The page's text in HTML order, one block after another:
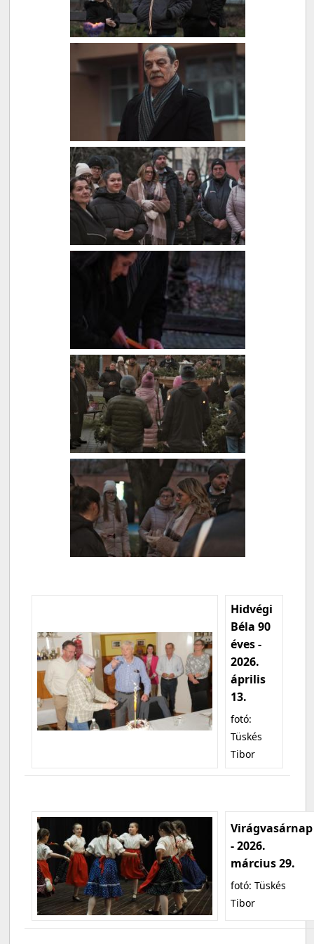
Hidvégi
Béla 90
éves -
2026.
április
13.
fotó:
Tüskés
Tibor
Virágvasárnap
- 2026.
március 29.
fotó: Tüskés
Tibor